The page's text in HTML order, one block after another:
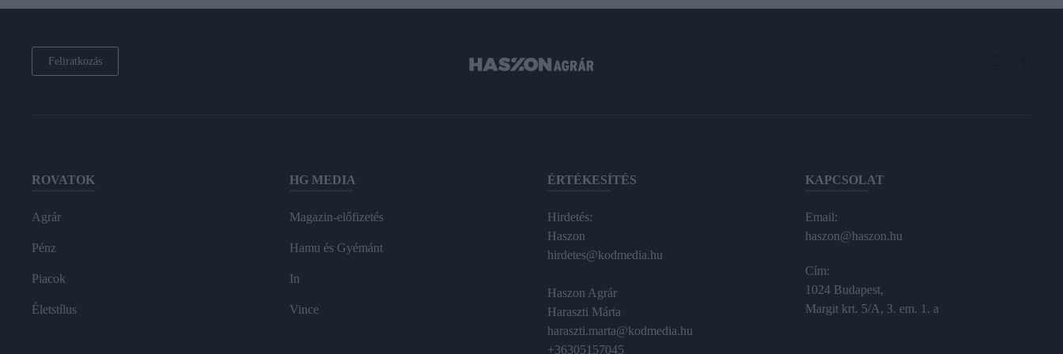
Feliratkozás
ROVATOK
Agrár
Pénz
Piacok
Életstílus
HG MEDIA
Magazin-előfizetés
Hamu és Gyémánt
In
Vince
ÉRTÉKESÍTÉS
Hirdetés:
Haszon
hirdetes@kodmedia.hu
Haszon Agrár
Haraszti Márta
haraszti.marta@kodmedia.hu
+36305157045
KAPCSOLAT
Email:
haszon@haszon.hu
Cím:
1024 Budapest,
Margit krt. 5/A, 3. em. 1. a